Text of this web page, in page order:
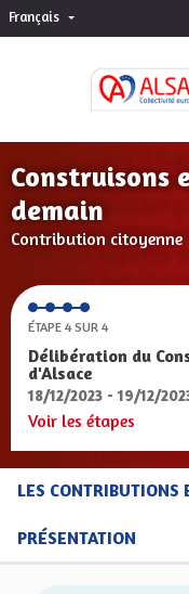
Français Choisir la langue
Construisons
demain
Contribution citoyenne
ÉTAPE 4 SUR 4
Délibération du
d'Alsace
18/12/2023 - 19/12/
Voir les étapes
LES CONTRIBUTIONS
PRÉSENTATION